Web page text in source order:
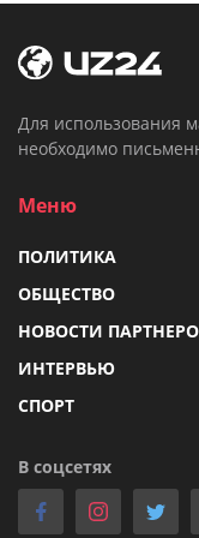
Для использования
необходимо
Меню
ПОЛИТИКА
ОБЩЕСТВО
НОВОСТИ
ИНТЕРВЬЮ
СПОРТ
В соцсетях